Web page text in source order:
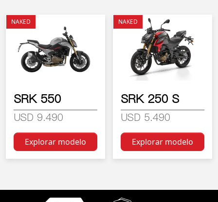
NAKED
SRK 550
USD 9.490
Explorar modelo
NAKED
SRK 250 S
USD 5.490
Explorar modelo